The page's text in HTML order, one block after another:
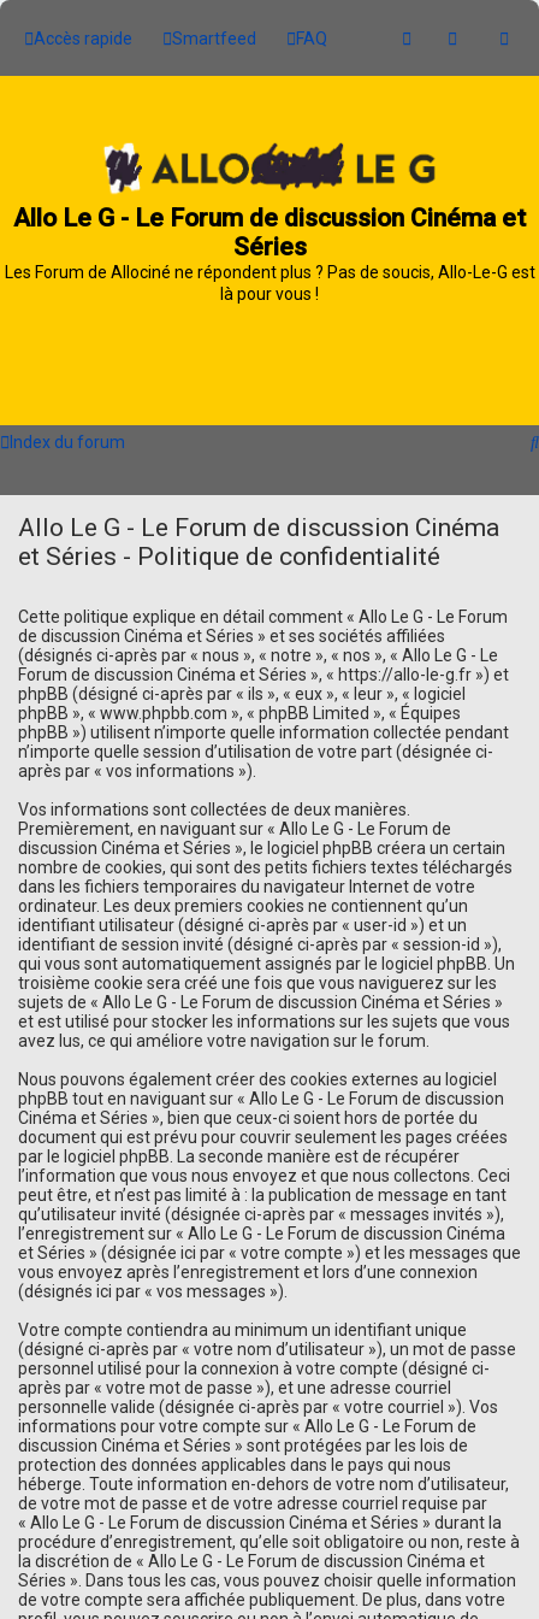
Accès rapide Smartfeed FAQ
Allo Le G - Le Forum de discussion Cinéma et
Séries
Les Forum de Allociné ne répondent plus ? Pas de soucis, Allo-Le-G est
là pour vous !
Index du forum
Allo Le G - Le Forum de discussion Cinéma
et Séries - Politique de confidentialité
Cette politique explique en détail comment « Allo Le G - Le Forum
de discussion Cinéma et Séries » et ses sociétés affiliées
(désignés ci-après par « nous », « notre », « nos », « Allo Le G - Le
Forum de discussion Cinéma et Séries », « https://allo-le-g.fr ») et
phpBB (désigné ci-après par « ils », « eux », « leur », « logiciel
phpBB », « www.phpbb.com », « phpBB Limited », « Équipes
phpBB ») utilisent n’importe quelle information collectée pendant
n’importe quelle session d’utilisation de votre part (désignée ci-
après par « vos informations »).
Vos informations sont collectées de deux manières.
Premièrement, en naviguant sur « Allo Le G - Le Forum de
discussion Cinéma et Séries », le logiciel phpBB créera un certain
nombre de cookies, qui sont des petits fichiers textes téléchargés
dans les fichiers temporaires du navigateur Internet de votre
ordinateur. Les deux premiers cookies ne contiennent qu’un
identifiant utilisateur (désigné ci-après par « user-id ») et un
identifiant de session invité (désigné ci-après par « session-id »),
qui vous sont automatiquement assignés par le logiciel phpBB. Un
troisième cookie sera créé une fois que vous naviguerez sur les
sujets de « Allo Le G - Le Forum de discussion Cinéma et Séries »
et est utilisé pour stocker les informations sur les sujets que vous
avez lus, ce qui améliore votre navigation sur le forum.
Nous pouvons également créer des cookies externes au logiciel
phpBB tout en naviguant sur « Allo Le G - Le Forum de discussion
Cinéma et Séries », bien que ceux-ci soient hors de portée du
document qui est prévu pour couvrir seulement les pages créées
par le logiciel phpBB. La seconde manière est de récupérer
l’information que vous nous envoyez et que nous collectons. Ceci
peut être, et n’est pas limité à : la publication de message en tant
qu’utilisateur invité (désignée ci-après par « messages invités »),
l’enregistrement sur « Allo Le G - Le Forum de discussion Cinéma
et Séries » (désignée ici par « votre compte ») et les messages que
vous envoyez après l’enregistrement et lors d’une connexion
(désignés ici par « vos messages »).
Votre compte contiendra au minimum un identifiant unique
(désigné ci-après par « votre nom d’utilisateur »), un mot de passe
personnel utilisé pour la connexion à votre compte (désigné ci-
après par « votre mot de passe »), et une adresse courriel
personnelle valide (désignée ci-après par « votre courriel »). Vos
informations pour votre compte sur « Allo Le G - Le Forum de
discussion Cinéma et Séries » sont protégées par les lois de
protection des données applicables dans le pays qui nous
héberge. Toute information en-dehors de votre nom d’utilisateur,
de votre mot de passe et de votre adresse courriel requise par
« Allo Le G - Le Forum de discussion Cinéma et Séries » durant la
procédure d’enregistrement, qu’elle soit obligatoire ou non, reste à
la discrétion de « Allo Le G - Le Forum de discussion Cinéma et
Séries ». Dans tous les cas, vous pouvez choisir quelle information
de votre compte sera affichée publiquement. De plus, dans votre